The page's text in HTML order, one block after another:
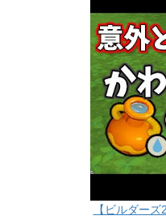
【ビルダー